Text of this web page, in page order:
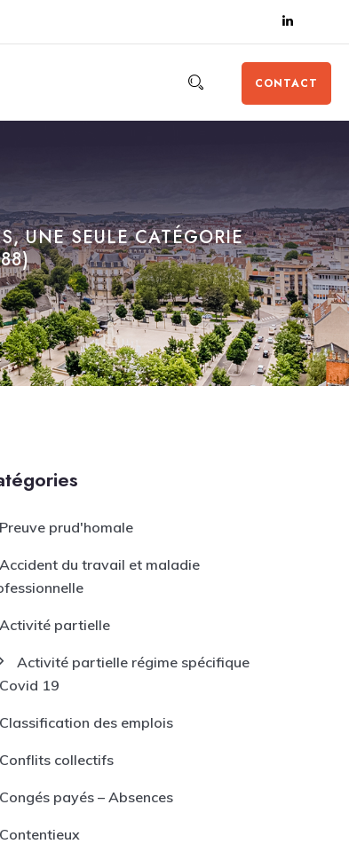
CONTACT
UNE SEULE CATÉGORIE
Preuve prud'homale
Accident du travail et maladie
Activité partielle
Activité partielle régime spécifique
Covid 19
Classification des emplois
Conflits collectifs
Congés payés – Absences
Contentieux